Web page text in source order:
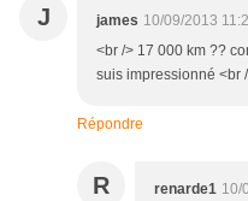
J james 10/09/2013
<br /> 17 000 km ??
suis impressionné <br
Répondre
R renarde1 10/